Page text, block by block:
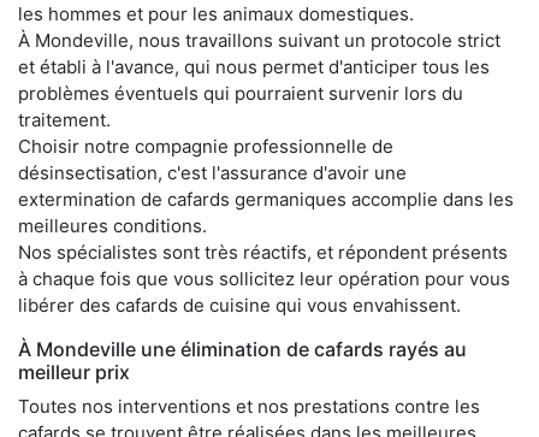
les hommes et pour les animaux domestiques.
À Mondeville, nous travaillons suivant un protocole strict
et établi à l'avance, qui nous permet d'anticiper tous les
problèmes éventuels qui pourraient survenir lors du
traitement.
Choisir notre compagnie professionnelle de
désinsectisation, c'est l'assurance d'avoir une
extermination de cafards germaniques accomplie dans les
meilleures conditions.
Nos spécialistes sont très réactifs, et répondent présents
à chaque fois que vous sollicitez leur opération pour vous
libérer des cafards de cuisine qui vous envahissent.
À Mondeville une élimination de cafards rayés au
meilleur prix
Toutes nos interventions et nos prestations contre les